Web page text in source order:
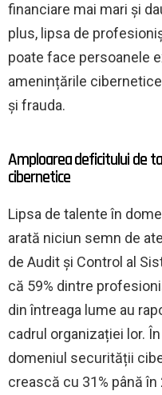
financiare mai mari și
plus, lipsa de
poate face persoanele
amenințările
și frauda.
Amploarea deficitului de
cibernetice
Lipsa de talente în
arată niciun semn de
de Audit și Control al
că 59% dintre
din întreaga lume au
cadrul organizației lor.
domeniul securității
crească cu 31% până